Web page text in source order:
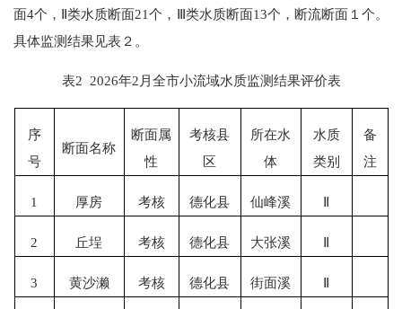
面4个 ， Ⅱ类水质断面21个， Ⅲ类水质断面13个 ，断流断面１个。
具体监测结果见表 ２ 。
表2 2026年2月 全市小流域水质监测结果评价表
序
号
断面名称
断面属
性
考核县
区
所在水
体
水质
类别
备
注
1 厚房 考核 德化县 仙峰溪 Ⅱ
2 丘埕 考核 德化县 大张溪 Ⅱ
3 黄沙濑 考核 德化县 街面溪 Ⅱ